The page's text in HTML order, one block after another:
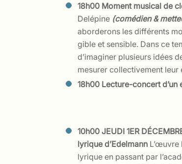
18h00 Moment musical de
Delépine (comédien &
aborderons les différents
gible et sensible. Dans ce
d’imaginer plusieurs idées
mesurer collectivement leur
18h00 Lecture-concert d’un
10h00JEUDI 1ER
lyrique d’Edelmann L’œuvre
lyrique en passant par